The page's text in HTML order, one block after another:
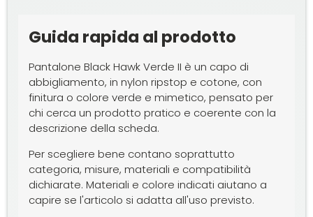
Guida rapida al prodotto
Pantalone Black Hawk Verde II è un capo di
abbigliamento, in nylon ripstop e cotone, con
finitura o colore verde e mimetico, pensato per
chi cerca un prodotto pratico e coerente con la
descrizione della scheda.
Per scegliere bene contano soprattutto
categoria, misure, materiali e compatibilità
dichiarate. Materiali e colore indicati aiutano a
capire se l'articolo si adatta all'uso previsto.